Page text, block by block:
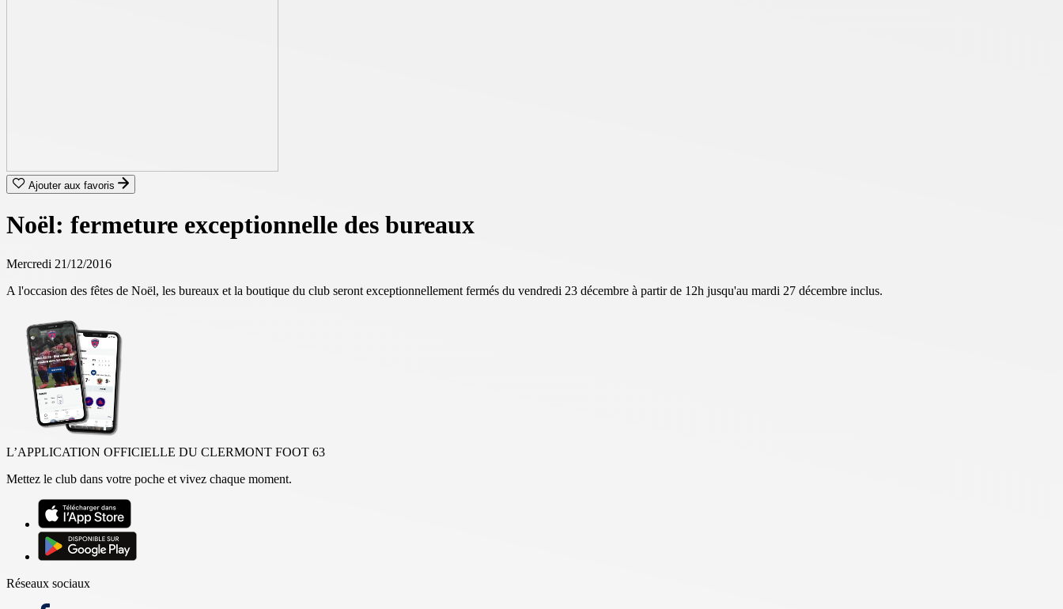
Ajouter aux favoris
Noël: fermeture exceptionnelle des bureaux
Mercredi 21/12/2016
A l'occasion des fêtes de Noël, les bureaux et la boutique du club seront exceptionnellement fermés du vendredi 23 décembre à partir de 12h jusqu'au mardi 27 décembre inclus.
L’APPLICATION OFFICIELLE DU CLERMONT FOOT 63
Mettez le club dans votre poche et vivez chaque moment.
Réseaux sociaux